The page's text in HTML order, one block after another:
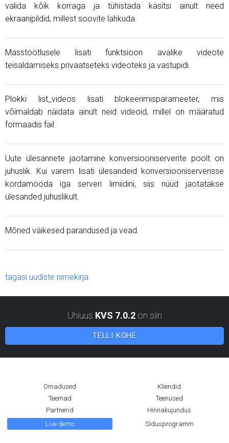
valida kõik korraga ja tühistada käsitsi ainult need
ekraanipildid, millest soovite lahkuda.
Masstöötlusele lisati funktsioon avalike videote
teisaldamiseks privaatseteks videoteks ja vastupidi.
Plokki list_videos lisati blokeerimisparameeter, mis
võimaldab näidata ainult neid videoid, millel on määratud
formaadis fail.
Uute ülesannete jaotamine konversiooniserverite poolt on
juhuslik. Kui varem lisati ülesandeid konversiooniserverisse
kordamööda iga serveri limiidini, siis nüüd jaotatakse
ülesanded juhuslikult.
Mõned väikesed parandused ja vead.
tagasi uudiste nimekirja
Uhiuus KVS 7.0.2on siin
TELLI KOHE
Omadused
Kliendid
Teemad
Teenused
Partnerid
Hinnakujundus
Live demo
Sidusprogramm